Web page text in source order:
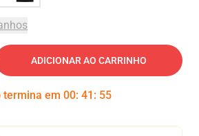
ADICIONAR AO CARRINHO
termina em 00: 41 : 54